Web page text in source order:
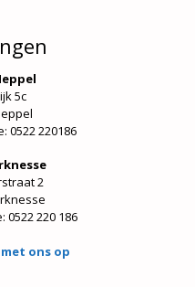
5c
0522 220186
2
0522 220 186
ons op